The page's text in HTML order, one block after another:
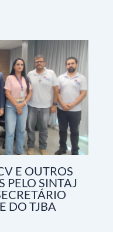
E OUTROS
PELO SINTAJ
DO TJBA